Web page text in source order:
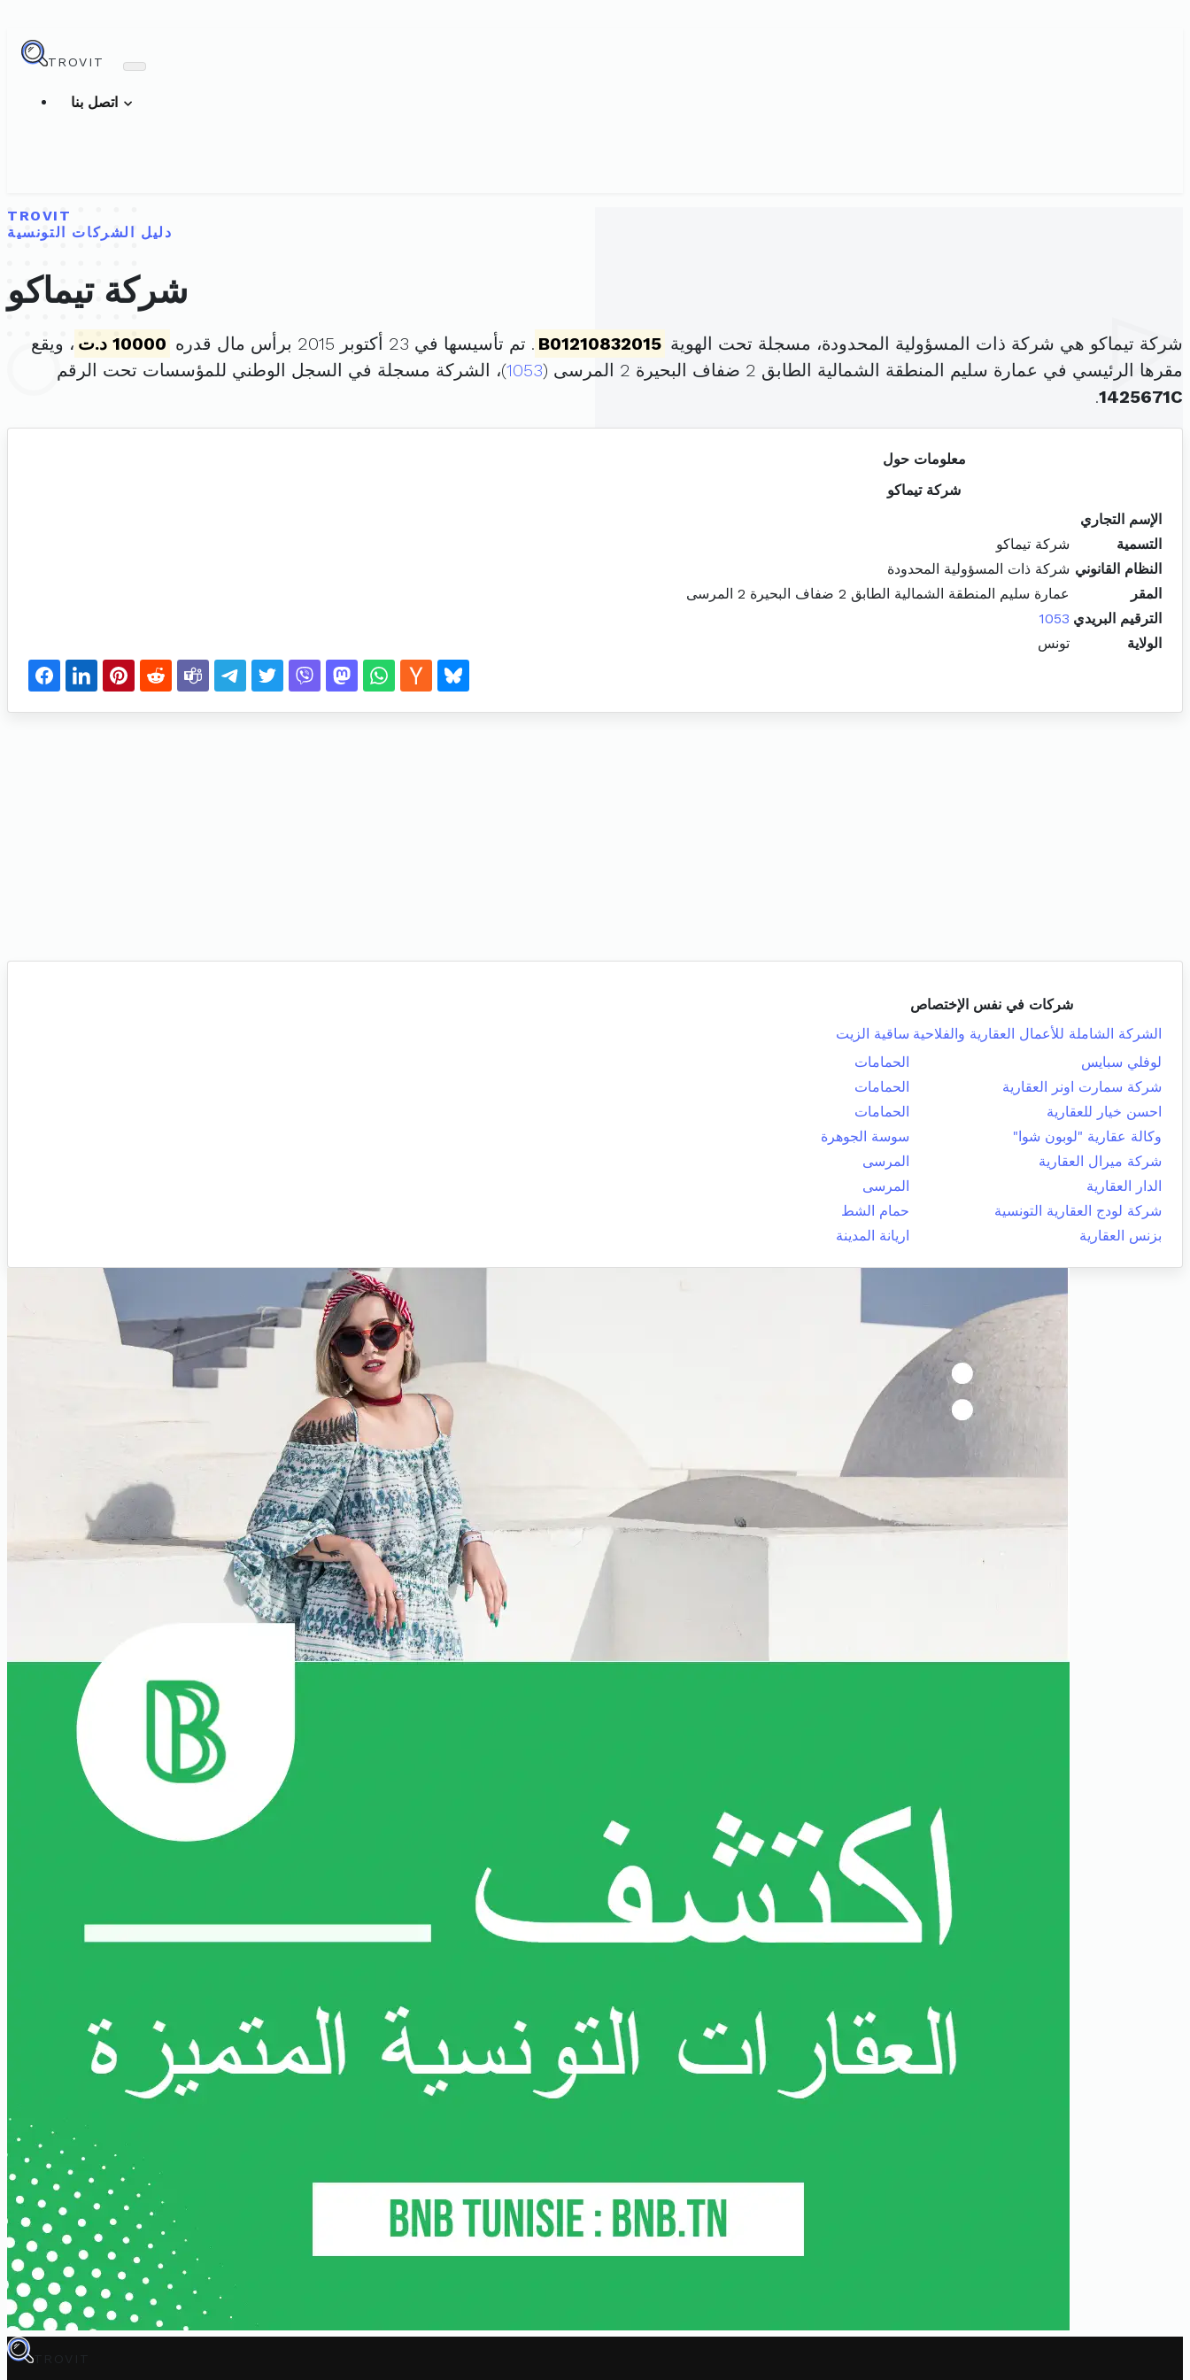
TROVIT
TROVIT
دليل الشركات التونسية
شركة تيماكو
شركة تيماكو هي شركة ذات المسؤولية المحدودة، مسجلة تحت الهوية B01210832015 . تم تأسيسها في 23 أكتوبر 2015 برأس مال قدره 10000 د.ت
، ويقع
مقرها الرئيسي في عمارة سليم المنطقة الشمالية الطابق 2 ضفاف البحيرة 2 المرسى (
1053)، الشركة مسجلة في السجل الوطني للمؤسسات تحت الرقم
1425671C
.
معلومات حول
شركة تيماكو
الإسم التجاري
التسمية
شركة تيماكو
النظام القانوني شركة ذات المسؤولية المحدودة
المقر
عمارة سليم المنطقة الشمالية الطابق 2 ضفاف البحيرة 2 المرسى
الترقيم البريدي 1053
الولاية
تونس
شركات في نفس الإختصاص
الشركة الشاملة للأعمال العقارية والفلاحية ساقية الزيت
لوفلي سبايس
الحمامات
شركة سمارت اونر العقارية
الحمامات
احسن خيار للعقارية
الحمامات
وكالة عقارية "لوبون شوا"
سوسة الجوهرة
شركة ميرال العقارية
المرسى
الدار العقارية
المرسى
شركة لودج العقارية التونسية
حمام الشط
بزنس العقارية
اريانة المدينة
TROVIT